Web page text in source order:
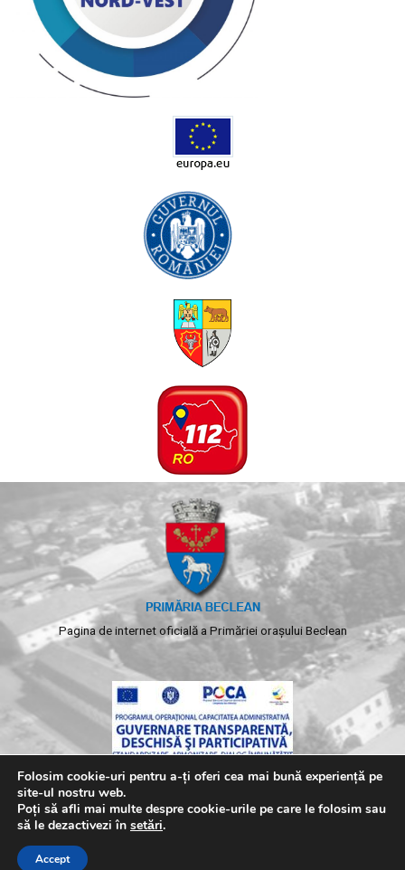
Pagina de internet oficială a Primăriei orașului Beclean
Copyright © 2026 Primaria Beclean. Toate drepturile
Folosim cookie-uri pentru a-ți oferi cea mai bună experiență pe
site-ul nostru web.
Poți să afli mai multe despre cookie-urile pe care le folosim sau
să le dezactivezi în setări.
Accept